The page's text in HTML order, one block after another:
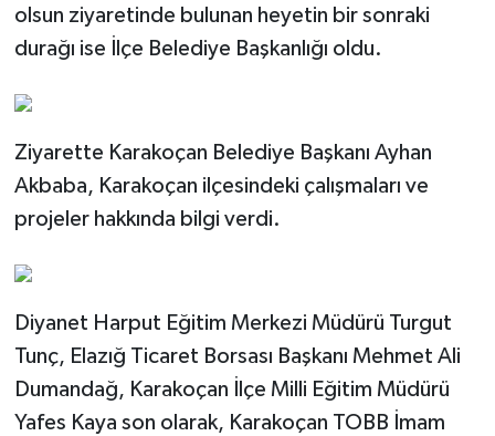
olsun ziyaretinde bulunan heyetin bir sonraki
durağı ise İlçe Belediye Başkanlığı oldu.
Ziyarette Karakoçan Belediye Başkanı Ayhan
Akbaba, Karakoçan ilçesindeki çalışmaları ve
projeler hakkında bilgi verdi.
Diyanet Harput Eğitim Merkezi Müdürü Turgut
Tunç, Elazığ Ticaret Borsası Başkanı Mehmet Ali
Dumandağ, Karakoçan İlçe Milli Eğitim Müdürü
Yafes Kaya son olarak, Karakoçan TOBB İmam